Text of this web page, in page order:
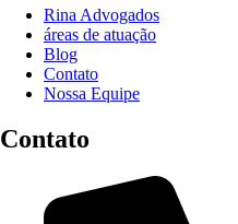
Rina Advogados
áreas de atuação
Blog
Contato
Nossa Equipe
Contato